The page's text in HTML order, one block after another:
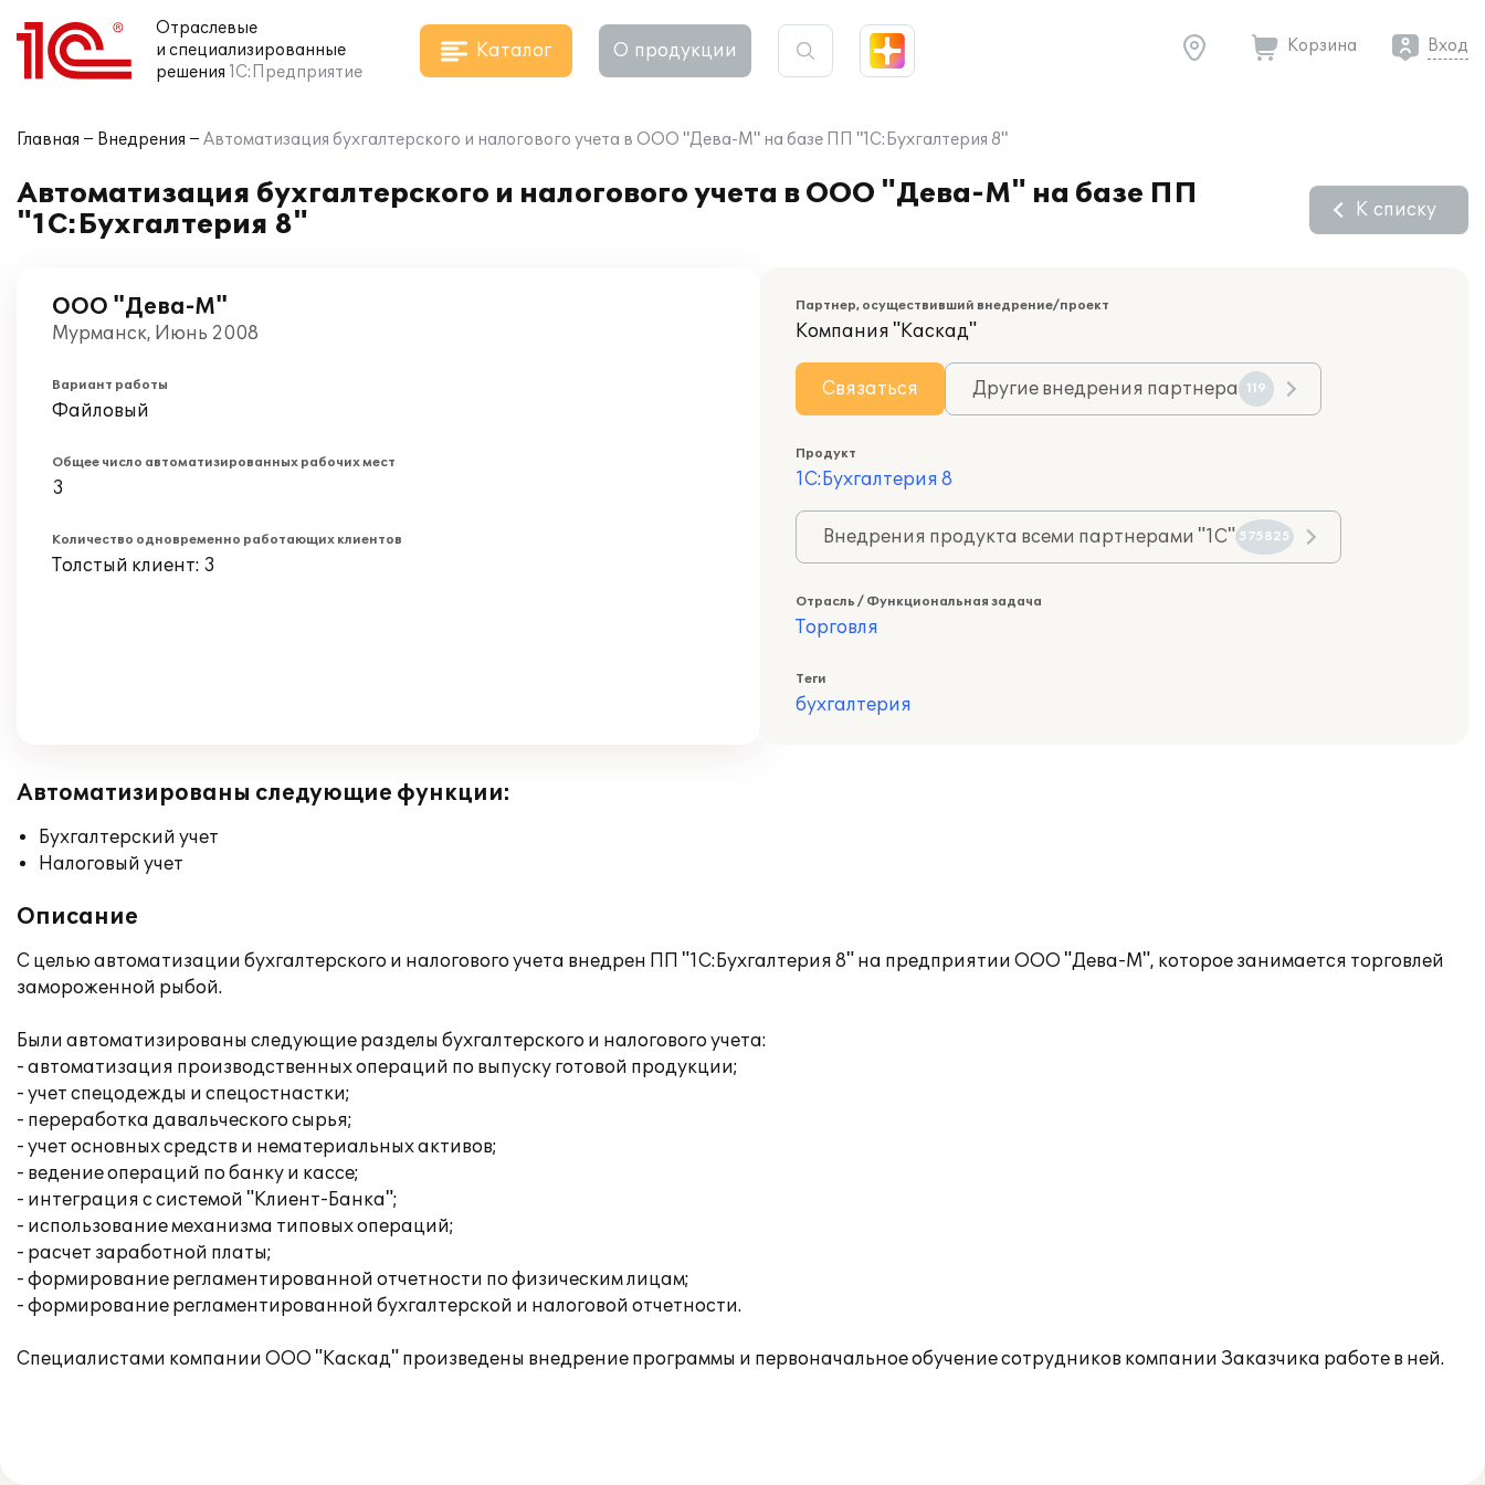
Отраслевые
и специализированные
решения 1С:Предприятие
Каталог О продукции Корзина Вход
Главная Внедрения Автоматизация бухгалтерского и налогового учета в ООО "Дева-М" на базе ПП "1С:Бухгалтерия 8"
Автоматизация бухгалтерского и налогового учета в ООО "Дева-М" на базе ПП
"1С:Бухгалтерия 8"
К списку
ООО "Дева-М"
Мурманск, Июнь 2008
Вариант работы
Файловый
Общее число автоматизированных рабочих мест
3
Количество одновременно работающих клиентов
Толстый клиент: 3
Партнер, осуществивший внедрение/проект
Компания "Каскад"
Связаться Другие внедрения партнера 119
Продукт
1С:Бухгалтерия 8
Внедрения продукта всеми партнерами "1С" 575825
Отрасль / Функциональная задача
Торговля
Теги
бухгалтерия
Автоматизированы следующие функции:
Бухгалтерский учет
Налоговый учет
Описание
С целью автоматизации бухгалтерского и налогового учета внедрен ПП "1С:Бухгалтерия 8" на предприятии ООО "Дева-М", которое занимается торговлей
замороженной рыбой.
Были автоматизированы следующие разделы бухгалтерского и налогового учета:
- автоматизация производственных операций по выпуску готовой продукции;
- учет спецодежды и спецостнастки;
- переработка давальческого сырья;
- учет основных средств и нематериальных активов;
- ведение операций по банку и кассе;
- интеграция с системой "Клиент-Банка";
- использование механизма типовых операций;
- расчет заработной платы;
- формирование регламентированной отчетности по физическим лицам;
- формирование регламентированной бухгалтерской и налоговой отчетности.
Специалистами компании ООО "Каскад" произведены внедрение программы и первоначальное обучение сотрудников компании Заказчика работе в ней.